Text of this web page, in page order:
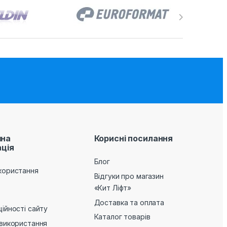
сайту
Корисні посилання
Блог
Відгуки про магазин
«Кит Ліфт»
Доставка та оплата
Каталог товарів